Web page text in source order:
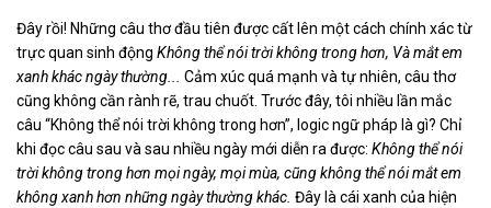
Đây rồi! Những câu thơ đầu tiên được cất lên một cách chính xác từ
trực quan sinh động Không thể nói trời không trong hơn, Và mắt em
xanh khác ngày thường... Cảm xúc quá mạnh và tự nhiên, câu thơ
cũng không cần rành rẽ, trau chuốt. Trước đây, tôi nhiều lần mắc
câu “Không thể nói trời không trong hơn”, logic ngữ pháp là gì? Chỉ
khi đọc câu sau và sau nhiều ngày mới diễn ra được: Không thể nói
trời không trong hơn mọi ngày, mọi mùa, cũng không thể nói mắt em
không xanh hơn những ngày thường khác. Đây là cái xanh của hiện